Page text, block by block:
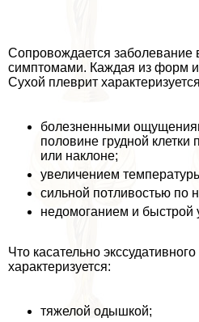
Сопровождается
симптомами. Каждая из форм
Сухой плеврит
болезненными
половине грудной клетки
или наклоне;
увеличением
сильной потливостью по
недомоганием и быстрой
Что касательно
хаpaктеризуется:
тяжелой одышкой;